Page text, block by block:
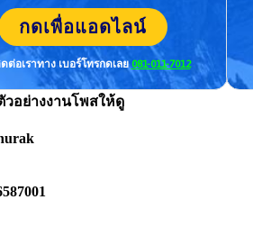
กดเพื่อแอดไลน์
ต่อเราทาง เบอร์โทรกดเลย 081-011-7012
อย่างงานโพสให้ดู